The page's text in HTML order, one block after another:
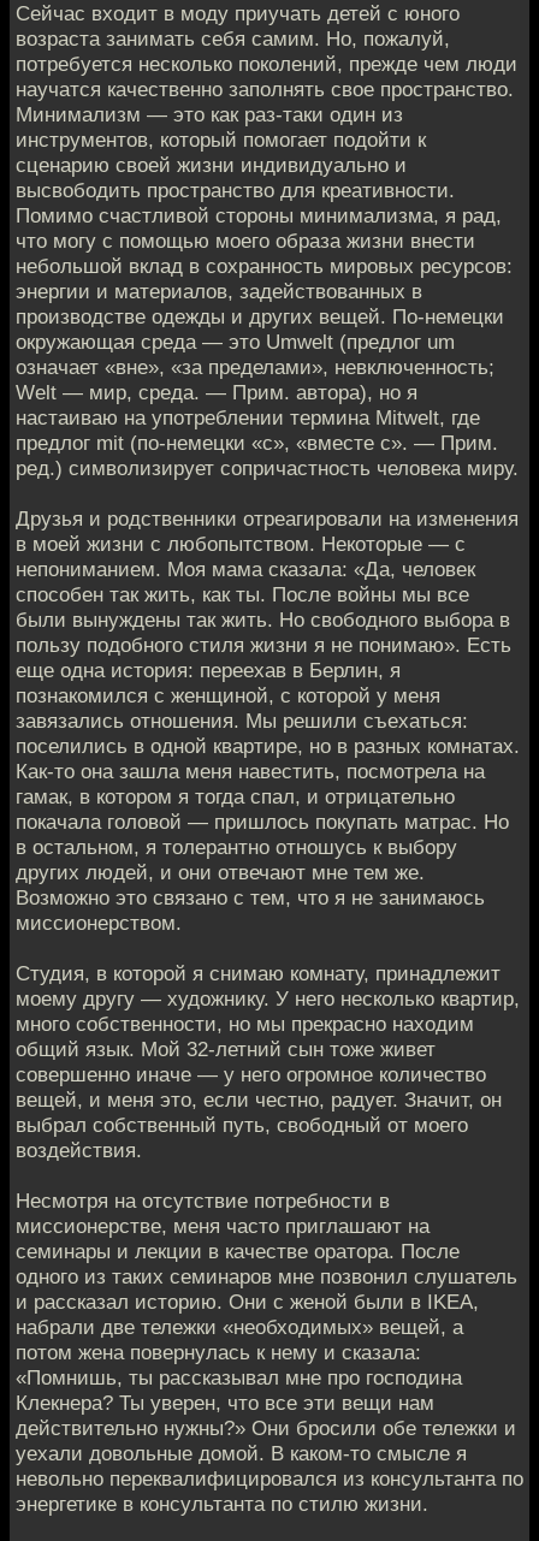
Сейчас входит в моду приучать детей с юного
возраста занимать себя самим. Но, пожалуй,
потребуется несколько поколений, прежде чем люди
научатся качественно заполнять свое пространство.
Минимализм — это как раз-таки один из
инструментов, который помогает подойти к
сценарию своей жизни индивидуально и
высвободить пространство для креативности.
Помимо счастливой стороны минимализма, я рад,
что могу с помощью моего образа жизни внести
небольшой вклад в сохранность мировых ресурсов:
энергии и материалов, задействованных в
производстве одежды и других вещей. По-немецки
окружающая среда — это Umwelt (предлог um
означает «вне», «за пределами», невключенность;
Welt — мир, среда. — Прим. автора), но я
настаиваю на употреблении термина Mitwelt, где
предлог mit (по-немецки «с», «вместе с». — Прим.
ред.) символизирует сопричастность человека миру.
Друзья и родственники отреагировали на изменения
в моей жизни с любопытством. Некоторые — с
непониманием. Моя мама сказала: «Да, человек
способен так жить, как ты. После войны мы все
были вынуждены так жить. Но свободного выбора в
пользу подобного стиля жизни я не понимаю». Есть
еще одна история: переехав в Берлин, я
познакомился с женщиной, с которой у меня
завязались отношения. Мы решили съехаться:
поселились в одной квартире, но в разных комнатах.
Как-то она зашла меня навестить, посмотрела на
гамак, в котором я тогда спал, и отрицательно
покачала головой — пришлось покупать матрас. Но
в остальном, я толерантно отношусь к выбору
других людей, и они отвечают мне тем же.
Возможно это связано с тем, что я не занимаюсь
миссионерством.
Студия, в которой я снимаю комнату, принадлежит
моему другу — художнику. У него несколько квартир,
много собственности, но мы прекрасно находим
общий язык. Мой 32-летний сын тоже живет
совершенно иначе — у него огромное количество
вещей, и меня это, если честно, радует. Значит, он
выбрал собственный путь, свободный от моего
воздействия.
Несмотря на отсутствие потребности в
миссионерстве, меня часто приглашают на
семинары и лекции в качестве оратора. После
одного из таких семинаров мне позвонил слушатель
и рассказал историю. Они с женой были в IKEA,
набрали две тележки «необходимых» вещей, а
потом жена повернулась к нему и сказала:
«Помнишь, ты рассказывал мне про господина
Клекнера? Ты уверен, что все эти вещи нам
действительно нужны?» Они бросили обе тележки и
уехали довольные домой. В каком-то смысле я
невольно переквалифицировался из консультанта по
энергетике в консультанта по стилю жизни.